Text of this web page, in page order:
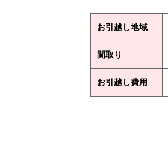
お引越し地域
間取り
お引越し費用